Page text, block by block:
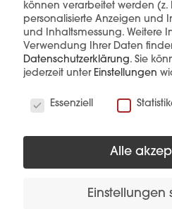
Diese Produkte
können verarbeitet werden (z.
personalisierte Anzeigen und
und Inhaltsmessung. Weitere
Verwendung Ihrer Daten
Datenschutzerklärung. Sie
jederzeit unter Einstellungen
Essenziell
Alle
Einstellungen